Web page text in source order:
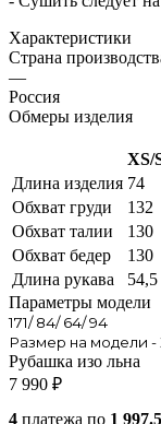
Характеристики
Страна
—
Россия
Обмеры изделия
XS/
Длина изделия 74
Обхват груди
132
Обхват талии
130
Обхват бедер
130
Длина рукава
54,5
Параметры модели
171/ 84/ 64/ 94
Размер на модели -
Рубашка изо льна
7 990 ₽
4 платежа по 1